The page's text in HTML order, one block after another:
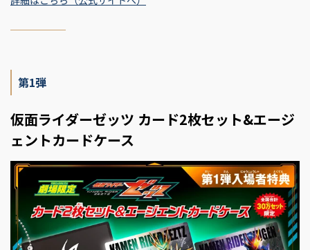
第1弾
仮面ライダーゼッツ カード2枚セット&エージ
ェントカードケース